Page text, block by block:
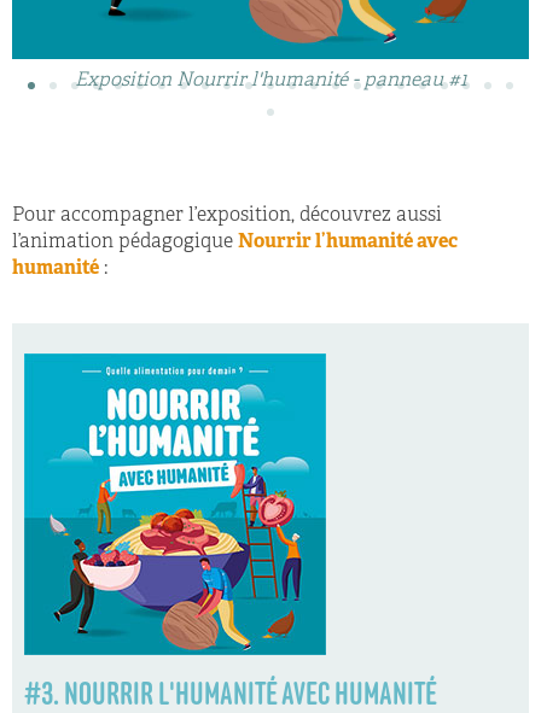
Exposition Nourrir l'humanité - panneau #1
Pour accompagner l’exposition, découvrez aussi
l’animation pédagogique Nourrir l’humanité avec
humanité :
#3. NOURRIR L'HUMANITÉ AVEC HUMANITÉ